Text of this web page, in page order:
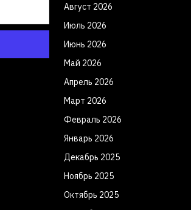
Август 2026
Июль 2026
Июнь 2026
Май 2026
Апрель 2026
Март 2026
Февраль 2026
Январь 2026
Декабрь 2025
Ноябрь 2025
Октябрь 2025